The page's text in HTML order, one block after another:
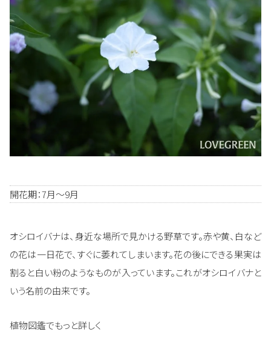
開花期：7月～9月
オシロイバナは、身近な場所で見かける野草です。赤や黄、白など
の花は一日花で、すぐに萎れてしまいます。花の後にできる果実は
割ると白い粉のようなものが入っています。これがオシロイバナと
いう名前の由来です。
植物図鑑でもっと詳しく